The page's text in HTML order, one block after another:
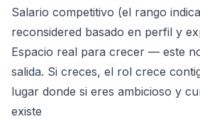
Salario competitivo (el rango
reconsidered basado en perfil y
Espacio real para crecer — este
salida. Si creces, el rol crece
lugar donde si eres ambicioso y
existe